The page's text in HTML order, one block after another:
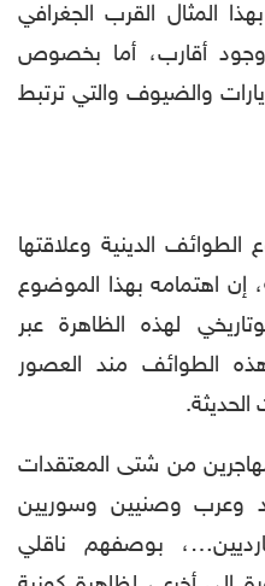
المثال القرب الجغرافي
أقارب، أما بخصوص
والضيوف والتي ترتبط
الدينية وعلاقتها
إن اهتمامه بهذا الموضوع
لهذه الظاهرة عبر
الطوائف مند العصور
من شتى المعتقدات
وعرب وصنيين وسوريين
بوصفهم ناقلي